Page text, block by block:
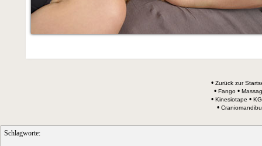
• Zurück zur
• Fango •
• Kinesiotape •
•
Schlagworte: